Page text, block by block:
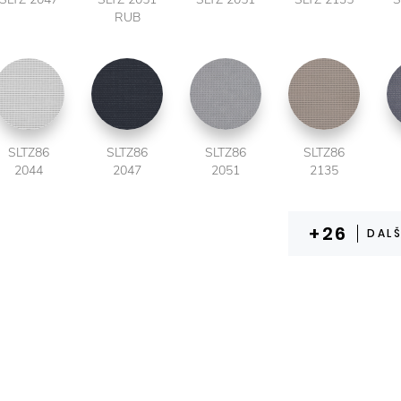
RUB
SLTZ86
2044
SLTZ86
2047
SLTZ86
2051
SLTZ86
2135